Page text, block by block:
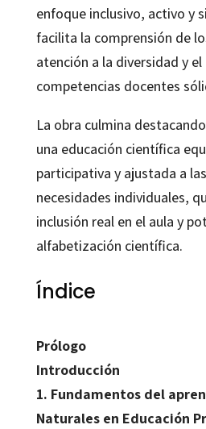
enfoque inclusivo, activo y
facilita la comprensión de
atención a la diversidad y
competencias docentes
La obra culmina
una educación científica
participativa y ajustada a
necesidades individuales,
inclusión real en el aula y
alfabetización científica.
Índice
Prólogo
Introducción
1. Fundamentos del
Naturales en Educación